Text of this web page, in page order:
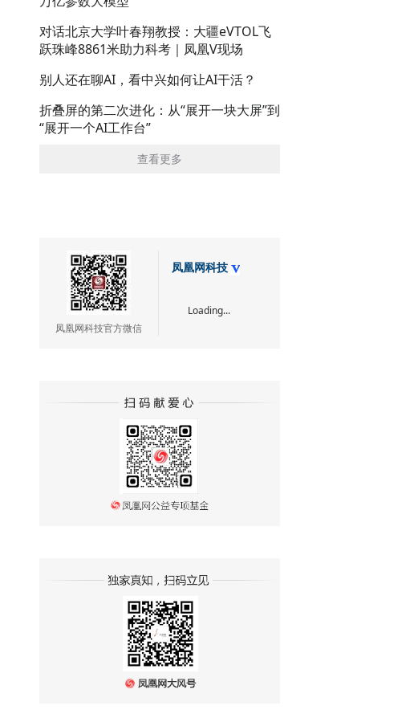
对话北京大学叶春翔教授：大疆eVTOL飞
跃珠峰8861米助力科考｜凤凰V现场
别人还在聊AI，看中兴如何让AI干活？
折叠屏的第二次进化：从“展开一块大屏”到
“展开一个AI工作台”
查看更多
凤凰网科技官方微信
凤凰网科技
Loading...